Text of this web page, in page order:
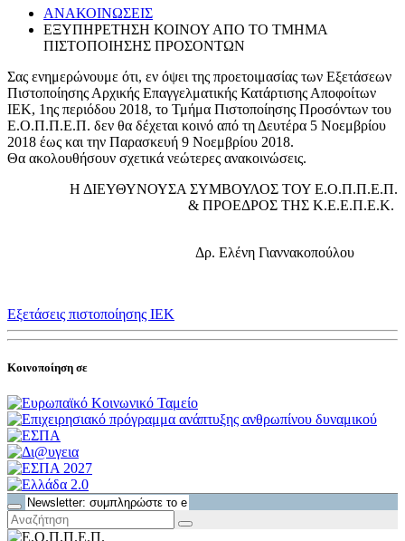
ΑΝΑΚΟΙΝΩΣΕΙΣ
ΕΞΥΠΗΡΕΤΗΣΗ ΚΟΙΝΟΥ ΑΠΟ ΤΟ ΤΜΗΜΑ
ΠΙΣΤΟΠΟΙΗΣΗΣ ΠΡΟΣΟΝΤΩΝ
Σας ενημερώνουμε ότι, εν όψει της προετοιμασίας των Εξετάσεων
Πιστοποίησης Αρχικής Επαγγελματικής Κατάρτισης Αποφοίτων
ΙΕΚ, 1ης περιόδου 2018, το Τμήμα Πιστοποίησης Προσόντων του
Ε.Ο.Π.Π.Ε.Π. δεν θα δέχεται κοινό από τη Δευτέρα 5 Νοεμβρίου
2018 έως και την Παρασκευή 9 Νοεμβρίου 2018.
Θα ακολουθήσουν σχετικά νεώτερες ανακοινώσεις.
Η ΔΙΕΥΘΥΝΟΥΣΑ ΣΥΜΒΟΥΛΟΣ ΤΟΥ Ε.Ο.Π.Π.Ε.Π.
& ΠΡΟΕΔΡΟΣ ΤΗΣ Κ.Ε.Ε.Π.Ε.Κ.
Δρ. Ελένη Γιαννακοπούλου
Εξετάσεις πιστοποίησης ΙΕΚ
Κοινοποίηση σε